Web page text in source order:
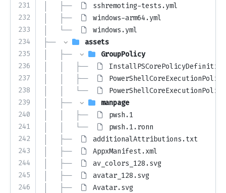
231
232
233
234
235
236
237
238
239
240
241
242
243
244
245
246
│   ├──
sshremoting-tests.yml
│   ├──
windows-arm64.yml
│   └──
windows.yml
├──
assets
│   ├──
GroupPolicy
│   │   ├──
│   │   ├──
│   │   └──
│   ├──
manpage
│   │   ├──
pwsh.1
│   │   └──
pwsh.1.ronn
│   ├──
additionalAttributions.txt
│   ├──
AppxManifest.xml
│   ├──
av_colors_128.svg
│   ├──
avatar_128.svg
│   ├──
Avatar.svg